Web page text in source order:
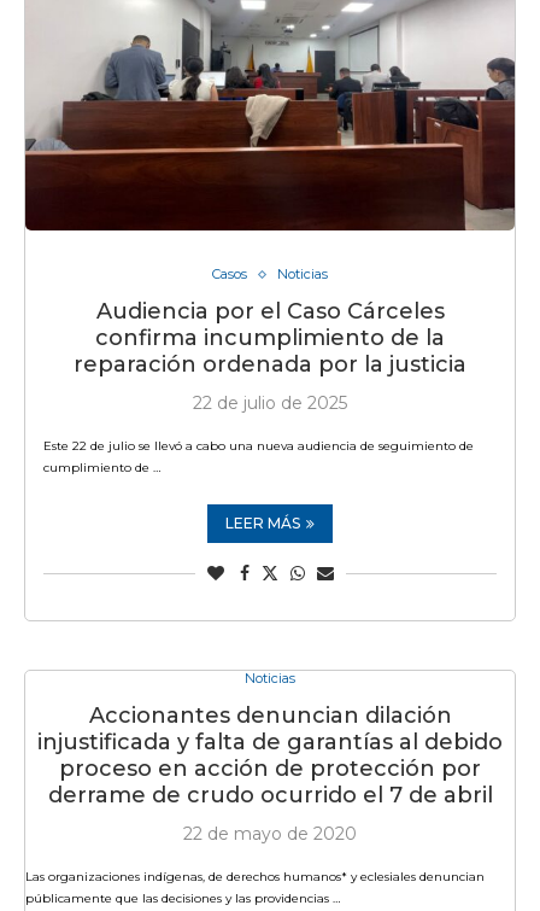
Casos Noticias
Audiencia por el Caso Cárceles
confirma incumplimiento de la
reparación ordenada por la justicia
22 de julio de 2025
Este 22 de julio se llevó a cabo una nueva audiencia de seguimiento de
cumplimiento de …
LEER MÁS
Noticias
Accionantes denuncian dilación
injustificada y falta de garantías al debido
proceso en acción de protección por
derrame de crudo ocurrido el 7 de abril
22 de mayo de 2020
Las organizaciones indígenas, de derechos humanos* y eclesiales denuncian
públicamente que las decisiones y las providencias …